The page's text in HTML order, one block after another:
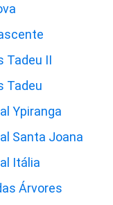
Tadeu II
Tadeu
Ypiranga
Santa Joana
Itália
Árvores